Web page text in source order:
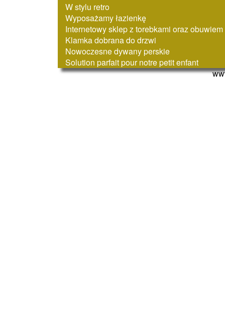
W stylu retro
Wyposażamy łazienkę
Internetowy sklep z torebkami oraz obuwiem
Klamka dobrana do drzwi
Nowoczesne dywany perskie
Solution parfait pour notre petit enfant